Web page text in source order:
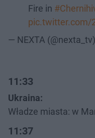
Fire in
pic.twitter.com/
— NEXTA (@nexta_tv)
11:33
Ukraina:
Władze miasta: w
11:37